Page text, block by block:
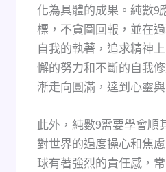
化為具體的成果。純數9
標，不貪圖回報，並在
自我的執著，追求精神
懈的努力和不斷的自我
漸走向圓滿，達到心靈
此外，純數9需要學會順
對世界的過度操心和焦
球有著強烈的責任感，